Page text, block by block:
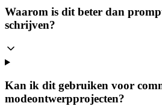
Waarom is dit beter dan
schrijven?
Kan ik dit gebruiken voor
modeontwerpprojecten?